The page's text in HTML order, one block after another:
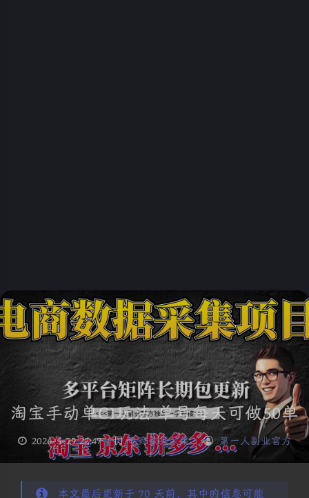
淘宝手动单C1玩法 单号每天可做50单
2026-5-29 22:47 | 电商数据采集 | 第一人副业官方
本文最后更新于 70 天前，其中的信息可能